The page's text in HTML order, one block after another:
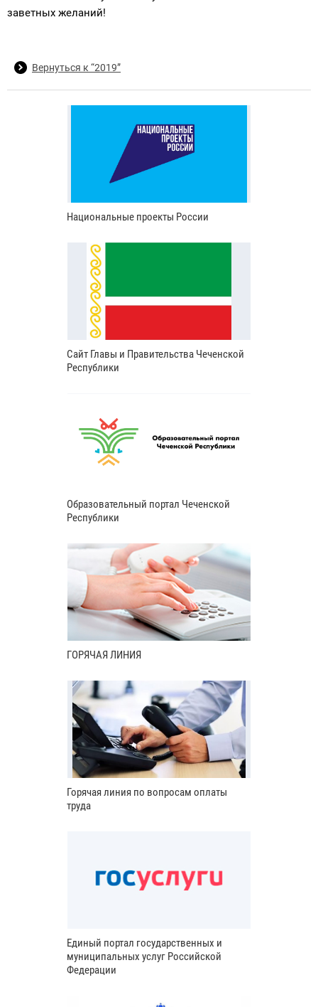
заветных желаний!
Вернуться к “2019”
Национальные проекты России
Сайт Главы и Правительства Чеченской
Республики
Образовательный портал Чеченской
Республики
ГОРЯЧАЯ ЛИНИЯ
Горячая линия по вопросам оплаты
труда
Единый портал государственных и
муниципальных услуг Российской
Федерации